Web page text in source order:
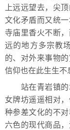
上远远望去，尖
文化矛盾而又统
寺庙里香火不断
远的地方多宗教
的、对外来事物
信仰也在此生生不
站在青岩镇的
女牌坊遥遥相对
种参差文化的不
六色的现代商品